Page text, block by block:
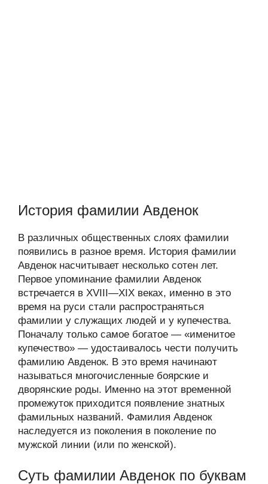
История фамилии Авденок
В различных общественных слоях фамилии
появились в разное время. История фамилии
Авденок насчитывает несколько сотен лет.
Первое упоминание фамилии Авденок
встречается в XVIII—XIX веках, именно в это
время на руси стали распространяться
фамилии у служащих людей и у купечества.
Поначалу только самое богатое — «именитое
купечество» — удостаивалось чести получить
фамилию Авденок. В это время начинают
называться многочисленные боярские и
дворянские роды. Именно на этот временной
промежуток приходится появление знатных
фамильных названий. Фамилия Авденок
наследуется из поколения в поколение по
мужской линии (или по женской).
Суть фамилии Авденок по буквам